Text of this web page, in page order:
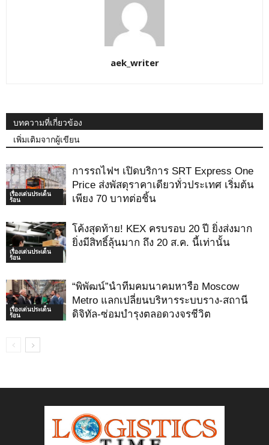
aek_writer
บทความที่เกี่ยวข้อง
เพิ่มเติมจากผู้เขียน
เรื่องเด่นประเด็น
ร้อน
การรถไฟฯ เปิดบริการ SRT Express One
Price ส่งพัสดุราคาเดียวทั่วประเทศ เริ่มต้น
เพียง 70 บาทต่อชิ้น
เรื่องเด่นประเด็น
ร้อน
โค้งสุดท้าย! KEX ครบรอบ 20 ปี ยิ่งส่งมาก
ยิ่งมีสิทธิ์ลุ้นมาก ถึง 20 ส.ค. นี้เท่านั้น
เรื่องเด่นประเด็น
ร้อน
“พิพัฒน์”นำทีมคมนาคมหารือ Moscow
Metro แลกเปลี่ยนบริหารระบบราง-สถานี
ดิจิทัล-ซ่อมบำรุงตลอดวงจรชีวิต